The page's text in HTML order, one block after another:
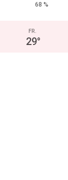
68 %
FR.
29°